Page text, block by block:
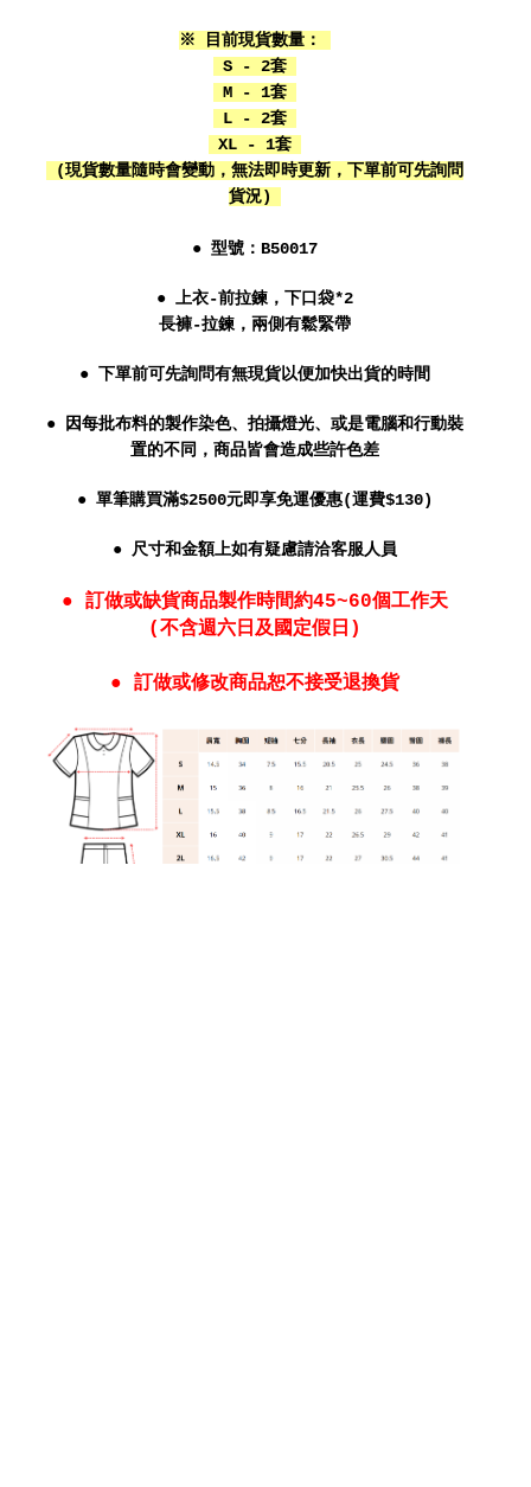
※ 目前現貨數量：
S - 2套
M - 1套
L - 2套
XL - 1套
(現貨數量隨時會變動，無法即時更新，下單前可先詢問
貨況)
● 型號：B50017
● 上衣-前拉鍊，下口袋*2
長褲-拉鍊，兩側有鬆緊帶
● 下單前可先詢問有無現貨以便加快出貨的時間
● 因每批布料的製作染色、拍攝燈光、或是電腦和行動裝
置的不同，商品皆會造成些許色差
● 單筆購買滿$2500元即享免運優惠(運費$130)
● 尺寸和金額上如有疑慮請洽客服人員
● 訂做或缺貨商品製作時間約45~60個工作天
(不含週六日及國定假日)
● 訂做或修改商品恕不接受退換貨